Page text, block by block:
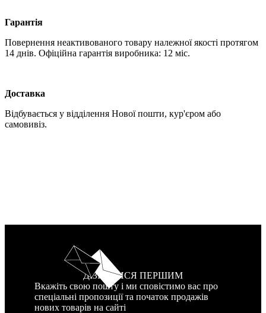
Гарантія
Повернення неактивованого товару належної якості протягом
14 днів. Офіційна гарантія виробника: 12 міс.
Доставка
Відбувається у відділення Нової пошти, кур'єром або
самовивіз.
ДІЗНАТИСЯ ПЕРШИМ
Вкажіть свою пошту і ми сповістимо вас про
спеціальні пропозиції та початок продажів
нових товарів на сайті